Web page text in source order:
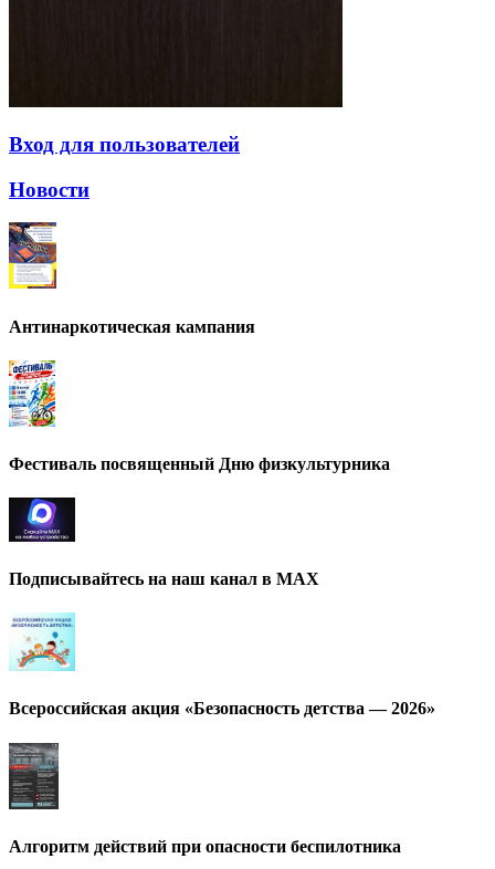
Вход для пользователей
Новости
Антинаркотическая кампания
Фестиваль посвященный Дню физкультурника
Подписывайтесь на наш канал в МАХ
Всероссийская акция «Безопасность детства — 2026»
Алгоритм действий при опасности беспилотника